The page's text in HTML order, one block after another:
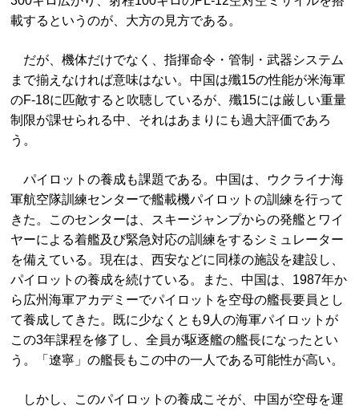
載するというのが、大方の見方である。
だが、機体だけでなく、指揮命令・管制・武器システム
まで揃えなければ意味はない。中国は殲15の性能が米海軍
のF-18に匹敵すると吹聴しているが、殲15には厳しい重量
制限が課せられる中、それはあまりにも過大評価であろ
う。
パイロットの養成も課題である。中国は、ウクライナ海
軍航空隊訓練センターで艦載機パイロットの訓練を行って
きた。このセンターは、スキージャンプからの発艦とワイ
ヤーによる着艦及び緊急対応の訓練をするシミュレーター
を備えている。現在は、西安などに同様の施設を建設し、
パイロットの養成を続けている。また、中国は、1987年か
ら広州海軍アカデミーでパイロットを空母の艦長要員とし
て養成してきた。既に少なくとも9人の海軍パイロットが
この3年課程を修了し、全員が駆逐艦の艦長になったとい
う。「遼寧」の艦長もこの中の一人である可能性が高い。
しかし、このパイロットの養成こそが、中国が空母を運